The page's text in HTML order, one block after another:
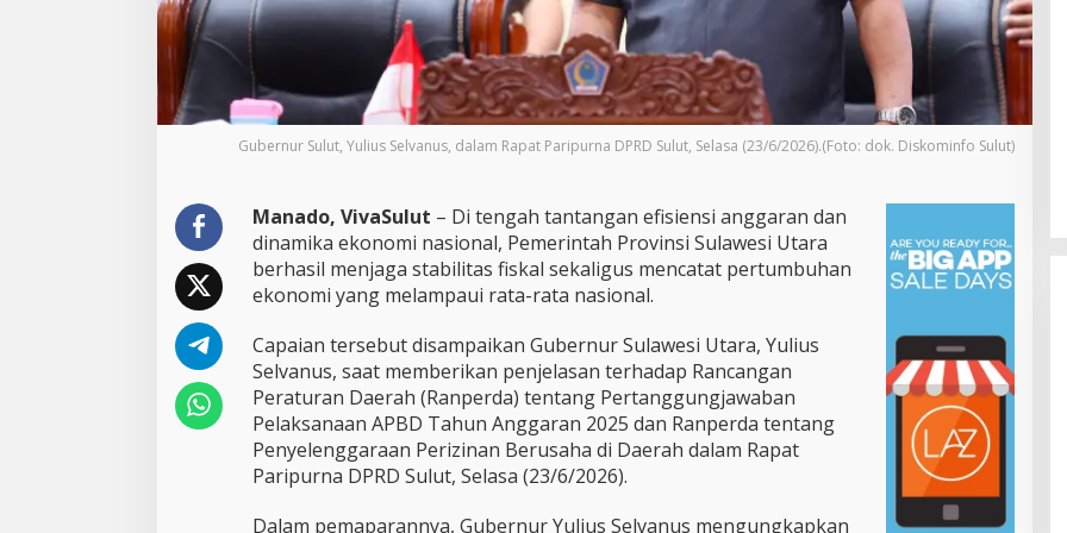
n
a
G
u
b
n
u
r
Y
u
i
u
s
S
e
l
v
Gubernur Sulut, Yulius Selvanus, dalam Rapat Paripurna DPRD Sulut, Selasa (23/6/2026).(Foto: dok. Diskominfo Sulut)
Manado, VivaSulut – Di tengah tantangan efisiensi anggaran dan
dinamika ekonomi nasional, Pemerintah Provinsi Sulawesi Utara
berhasil menjaga stabilitas fiskal sekaligus mencatat pertumbuhan
ekonomi yang melampaui rata-rata nasional.
Capaian tersebut disampaikan Gubernur Sulawesi Utara, Yulius
Selvanus, saat memberikan penjelasan terhadap Rancangan
Peraturan Daerah (Ranperda) tentang Pertanggungjawaban
Pelaksanaan APBD Tahun Anggaran 2025 dan Ranperda tentang
Penyelenggaraan Perizinan Berusaha di Daerah dalam Rapat
Paripurna DPRD Sulut, Selasa (23/6/2026).
Dalam pemaparannya, Gubernur Yulius Selvanus mengungkapkan
Gubernur Yulius Selvanus Perkuat
Layanan Kesehatan Sulut,
Resmikan Unit Hemodialisis dan
Dorong RSUD Bitung Naik Tipe C
Juli 12, 2026